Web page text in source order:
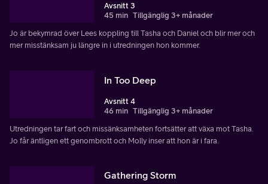
Avsnitt 3
45 min Tillgänglig 3+ månader
Jo är bekymrad över Lees koppling till Tasha och Daniel och blir mer och
mer misstänksam ju längre in i utredningen hon kommer.
In Too Deep
Avsnitt 4
46 min Tillgänglig 3+ månader
Utredningen tar fart och missänksamheten fortsätter att växa mot Tasha.
Jo får äntligen ett genombrott och Molly inser att hon är i fara.
Gathering Storm